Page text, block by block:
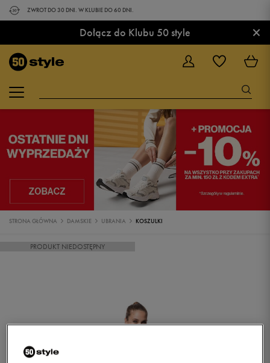
ZWROT DO 30 DNI. W KLUBIE DO 60 DNI.
Dołącz do Klubu 50 style ×
STRONA GŁÓWNA DAMSKIE UBRANIA KOSZULKI
PRODUKT NIEDOSTĘPNY